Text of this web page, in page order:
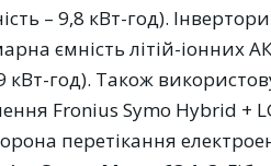
– 9,8 кВт-год).
ємність літій-іонних
кВт-год). Також
Fronius Symo Hybrid +
перетікання